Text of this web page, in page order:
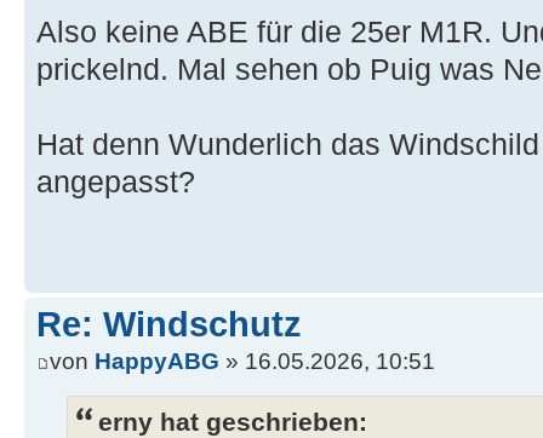
Also keine ABE für die 25er M1R.
prickelnd. Mal sehen ob Puig was
Hat denn Wunderlich das
angepasst?
Re: Windschutz
von HappyABG » 16.05.2026, 10:51
erny hat geschrieben: